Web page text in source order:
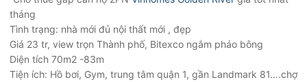
tháng
Tình trạng: nhà mới đủ nội thất mới , đẹp
Giá 23 tr, view trọn Thành phố, Bitexco ngắm pháo bông
Diện tích 70m2 -83m
Tiện ích: Hồ bơi, Gym, trung tâm quận 1, gần Landmark 81….chợ